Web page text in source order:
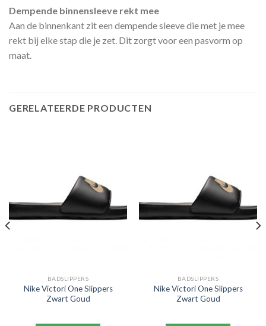
Dempende binnensleeve rekt mee
Aan de binnenkant zit een dempende sleeve die met je mee
rekt bij elke stap die je zet. Dit zorgt voor een pasvorm op
maat.
GERELATEERDE PRODUCTEN
BADSLIPPERS
Nike Victori One Slippers
Zwart Goud
BADSLIPPERS
Nike Victori One Slippers
Zwart Goud